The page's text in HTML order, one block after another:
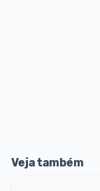
Veja também